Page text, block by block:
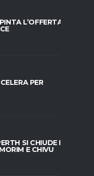
L’OFFERTA DI
PER
SI CHIUDE IN
E CHIVU